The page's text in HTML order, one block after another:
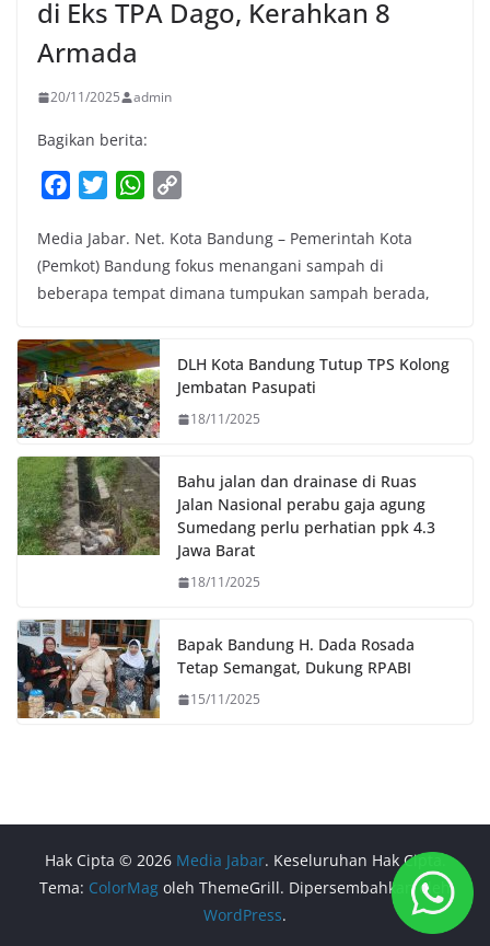
di Eks TPA Dago, Kerahkan 8
Armada
20/11/2025 admin
Bagikan berita:
c
e
b
o
k
i
t
t
r
W
a
t
s
p
p
p
y
L
n
k
Media Jabar. Net. Kota Bandung – Pemerintah Kota
(Pemkot) Bandung fokus menangani sampah di
beberapa tempat dimana tumpukan sampah berada,
DLH Kota Bandung Tutup TPS Kolong
Jembatan Pasupati
18/11/2025
Bahu jalan dan drainase di Ruas
Jalan Nasional perabu gaja agung
Sumedang perlu perhatian ppk 4.3
Jawa Barat
18/11/2025
Bapak Bandung H. Dada Rosada
Tetap Semangat, Dukung RPABI
15/11/2025
Hak Cipta © 2026 Media Jabar. Keseluruhan Hak Cipta.
Tema: ColorMag oleh ThemeGrill. Dipersembahkan oleh
WordPress.